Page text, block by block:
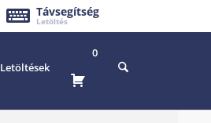
Távsegítség
Letöltés
Letöltések
0